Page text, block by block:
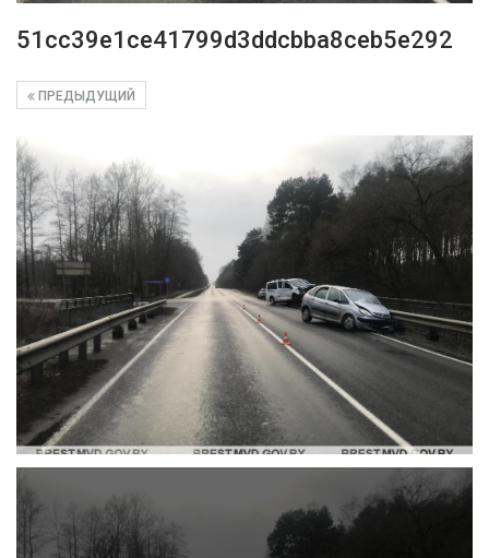
51cc39e1ce41799d3ddcbba8ceb5e292
ПРЕДЫДУЩИЙ